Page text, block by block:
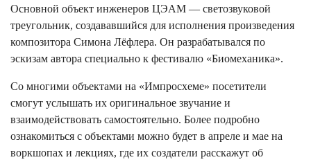
Основной объект инженеров ЦЭАМ — светозвуковой
треугольник, создававшийся для исполнения произведения
композитора Симона Лёфлера. Он разрабатывался по
эскизам автора специально к фестивалю «Биомеханика».
Со многими объектами на «Импросхеме» посетители
смогут услышать их оригинальное звучание и
взаимодействовать самостоятельно. Более подробно
ознакомиться с объектами можно будет в апреле и мае на
воркшопах и лекциях, где их создатели расскажут об